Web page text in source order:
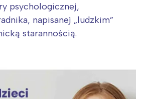
psychologicznej,
napisanej „ludzkim”
starannością.